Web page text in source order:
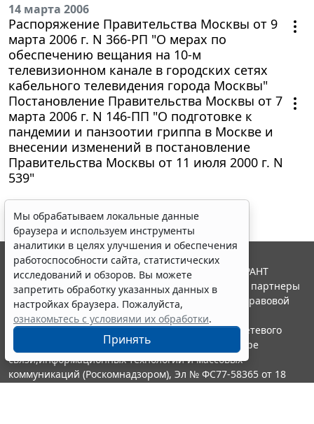
14 марта 2006
Распоряжение Правительства Москвы от 9
марта 2006 г. N 366-РП "О мерах по
обеспечению вещания на 10-м
телевизионном канале в городских сетях
кабельного телевидения города Москвы"
Постановление Правительства Москвы от 7
марта 2006 г. N 146-ПП "О подготовке к
пандемии и панзоотии гриппа в Москве и
внесении изменений в постановление
Правительства Москвы от 11 июля 2000 г. N
539"
Мы обрабатываем локальные данные
браузера и используем инструменты
аналитики в целях улучшения и обеспечения
работоспособности сайта, статистических
исследований и обзоров. Вы можете
запретить обработку указанных данных в
настройках браузера. Пожалуйста,
ознакомьтесь с условиями их обработки.
Принять
© ООО "НПП "ГАРАНТ-СЕРВИС", 2026. Система ГАРАНТ
выпускается с 1990 года. Компания "Гарант" и ее партнеры
являются участниками Российской ассоциации правовой
информации ГАРАНТ.
Портал ГАРАНТ.РУ зарегистрирован в качестве сетевого
издания Федеральной службой по надзору в сфере
связи,информационных технологий и массовых
коммуникаций (Роскомнадзором), Эл № ФС77-58365 от 18